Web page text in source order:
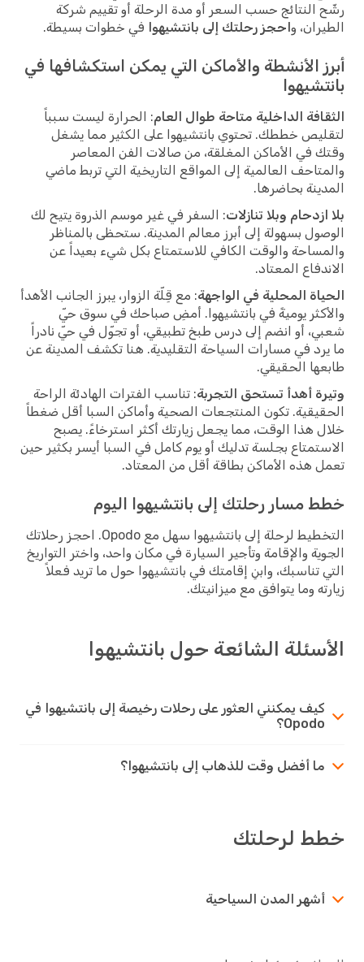
رشّح النتائج حسب السعر أو مدة الرحلة أو تقييم شركة
الطيران، واحجز رحلتك إلى بانتشيهوا في خطوات بسيطة.
أبرز الأنشطة والأماكن التي يمكن استكشافها في
بانتشيهوا
الثقافة الداخلية متاحة طوال العام: الحرارة ليست سبباً
لتقليص خططك. تحتوي بانتشيهوا على الكثير مما يشغل
وقتك في الأماكن المغلقة، من صالات الفن المعاصر
والمتاحف العالمية إلى المواقع التاريخية التي تربط ماضي
المدينة بحاضرها.
بلا ازدحام وبلا تنازلات: السفر في غير موسم الذروة يتيح لك
الوصول بسهولة إلى أبرز معالم المدينة. ستحظى بالمناظر
والمساحة والوقت الكافي للاستمتاع بكل شيء بعيداً عن
الاندفاع المعتاد.
الحياة المحلية في الواجهة: مع قِلّة الزوار، يبرز الجانب الأهدأ
والأكثر يوميةً في بانتشيهوا. أمضِ صباحك في سوق حيّ
شعبي، أو انضم إلى درس طبخ تطبيقي، أو تجوّل في حيّ نادراً
ما يرد في مسارات السياحة التقليدية. هنا تكشف المدينة عن
طابعها الحقيقي.
وتيرة أهدأ تستحق التجربة: تناسب الفترات الهادئة الراحة
الحقيقية. تكون المنتجعات الصحية وأماكن السبا أقل ضغطاً
خلال هذا الوقت، مما يجعل زيارتك أكثر استرخاءً. يصبح
الاستمتاع بجلسة تدليك أو يوم كامل في السبا أيسر بكثير حين
تعمل هذه الأماكن بطاقة أقل من المعتاد.
خطط مسار رحلتك إلى بانتشيهوا اليوم
التخطيط لرحلة إلى بانتشيهوا سهل مع Opodo. احجز رحلاتك
الجوية والإقامة وتأجير السيارة في مكان واحد، واختر التواريخ
التي تناسبك، وابنِ إقامتك في بانتشيهوا حول ما تريد فعلاً
زيارته وما يتوافق مع ميزانيتك.
الأسئلة الشائعة حول بانتشيهوا
كيف يمكنني العثور على رحلات رخيصة إلى بانتشيهوا في
Opodo؟
ما أفضل وقت للذهاب إلى بانتشيهوا؟
خطط لرحلتك
أشهر المدن السياحية